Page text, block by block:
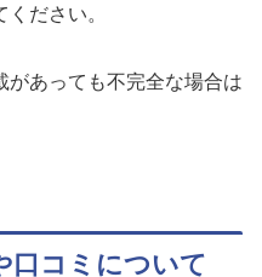
ださい。
があっても不完全な場合は
口コミについて